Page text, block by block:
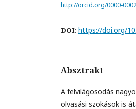
http://orcid.org/0000-
DOI: https://doi.org/
Absztrakt
A felvilágosodás
olvasási szokások is